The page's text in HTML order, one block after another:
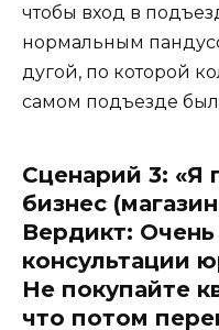
чтобы вход в
нормальным
дугой, по которой
самом подъезде
Сценарий 3: «Я
бизнес
Вердикт:
консультации
Не покупайте
что потом